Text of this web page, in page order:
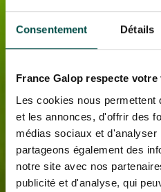
Consentement Détails
France Galop respecte votre
Les cookies nous permettent
et les annonces, d'offrir des
médias sociaux et d'analyser
partageons également des
notre site avec nos
publicité et d'analyse, qui
TOUTES NOS EXPERIENCES
Accès rapide
INFORMATIONS PRATIQUES
RESTAURATION